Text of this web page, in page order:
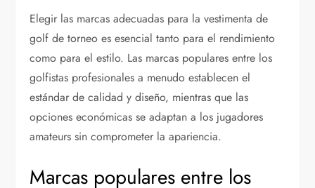
Elegir las marcas adecuadas para la vestimenta de
golf de torneo es esencial tanto para el rendimiento
como para el estilo. Las marcas populares entre los
golfistas profesionales a menudo establecen el
estándar de calidad y diseño, mientras que las
opciones económicas se adaptan a los jugadores
amateurs sin comprometer la apariencia.
Marcas populares entre los